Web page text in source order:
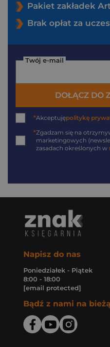
Pakiet zakładek
Brak opłat za
Twój e-mail
DOŁĄCZ DO
*Akceptujępolitykę
*Zgadzam się na
marketingowych
zasadach określonych w
Napisz do nas
Poniedziałek - Piątek
8:00 - 18:00
[email protected]
Bądź z nami na